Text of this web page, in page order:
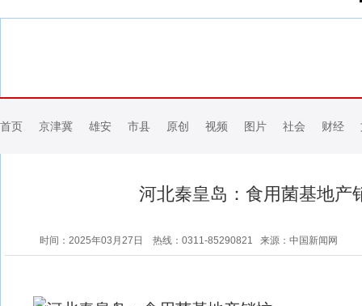
首页 京津冀 雄安 市县 原创 视频 图片 社会 财经
河北秦皇岛：食用菌基地产
时间：2025年03月27日 热线：0311-85290821 来源：中国新闻网